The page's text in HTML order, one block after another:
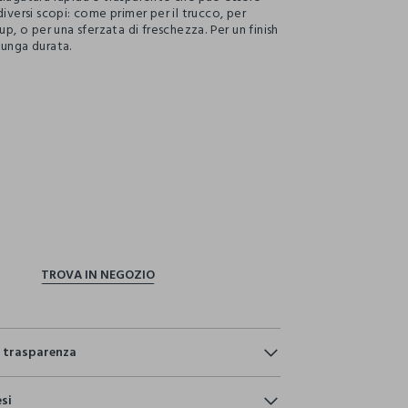
scopi: come primer per il trucco, per
o per una sferzata di freschezza. Per un finish
durata.